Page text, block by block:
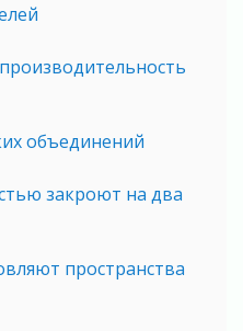
объединений
закроют на два
пространства